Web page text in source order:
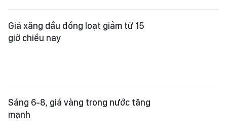
Giá xăng dầu đồng loạt giảm từ 15
giờ chiều nay
Sáng 6-8, giá vàng trong nước tăng
mạnh